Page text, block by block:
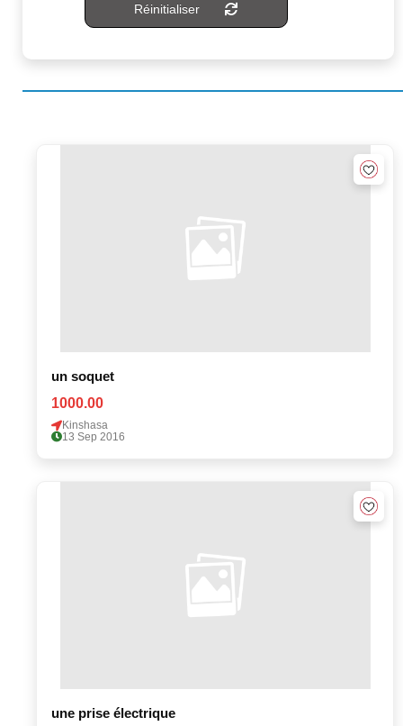
Réinitialiser
un soquet
1000.00
Kinshasa
13 Sep 2016
une prise électrique